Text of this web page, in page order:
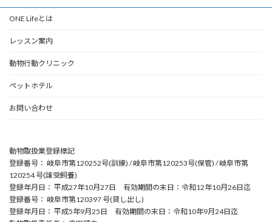
ONE Lifeとは
レッスン案内
動物行動クリニック
ペットホテル
お問い合わせ
動物取扱業登録標記
登録番号： 岐阜市第120252号(訓練) / 岐阜市第120253号(保管) / 岐阜市第
120254 号(譲受飼養)
登録年月日： 平成27年10月27日 有効期間の末日：令和12年10月26日迄
登録番号： 岐阜市第120397 号(貸し出し)
登録年月日： 平成5年9月25日 有効期間の末日：令和10年9月24日迄